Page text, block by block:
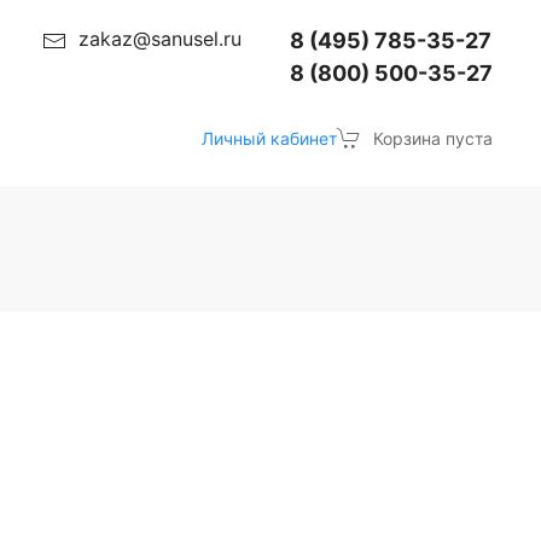
zakaz@sanusel.ru
8 (495) 785-35-27
8 (800) 500-35-27
Личный кабинет Корзина пуста